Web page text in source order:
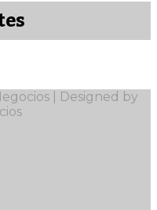
| Designed by